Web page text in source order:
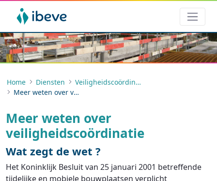
Home Diensten
Veiligheidscoördinatie
Meer weten over veiligheidscoördinatie
Meer weten over
veiligheidscoördinatie
Wat zegt de wet ?
Het Koninklijk Besluit van 25 januari 2001 betreffende
tijdelijke en mobiele bouwplaatsen verplicht